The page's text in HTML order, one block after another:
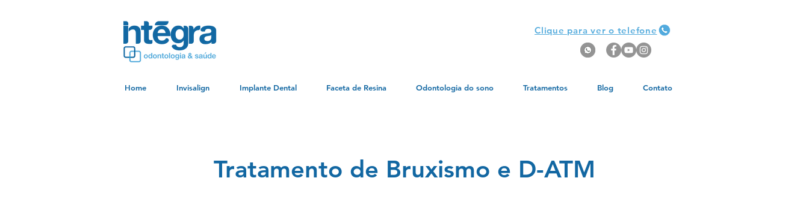
Clique para ver o telefone
Home Invisalign Implante Dental Faceta de Resina Odontologia do sono Tratamentos Blog Contato
Tratamento de Bruxismo e D-ATM